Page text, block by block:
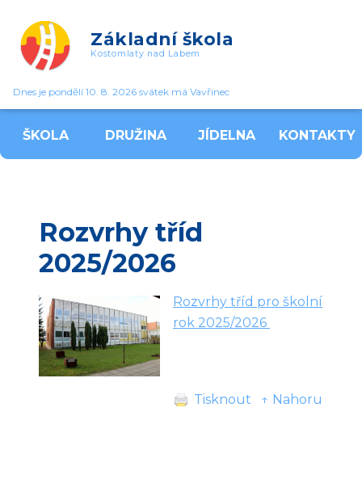
Základní škola
Kostomlaty nad Labem
Dnes je pondělí 10. 8. 2026 svátek má Vavřinec
ŠKOLA DRUŽINA JÍDELNA KONTAKTY
Rozvrhy tříd
2025/2026
Rozvrhy tříd pro školní
rok 2025/2026
Tisknout ↑ Nahoru